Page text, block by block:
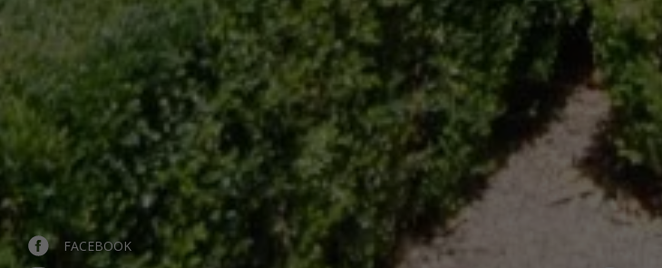
FACEBOOK